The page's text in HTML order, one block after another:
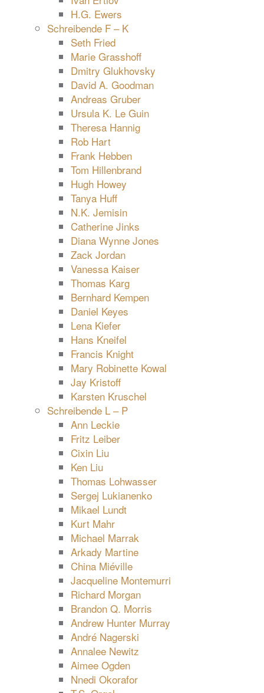
H.G. Ewers
Schreibende F – K
Seth Fried
Marie Grasshoff
Dmitry Glukhovsky
David A. Goodman
Andreas Gruber
Ursula K. Le Guin
Theresa Hannig
Rob Hart
Frank Hebben
Tom Hillenbrand
Hugh Howey
Tanya Huff
N.K. Jemisin
Catherine Jinks
Diana Wynne Jones
Zack Jordan
Vanessa Kaiser
Thomas Karg
Bernhard Kempen
Daniel Keyes
Lena Kiefer
Hans Kneifel
Francis Knight
Mary Robinette Kowal
Jay Kristoff
Karsten Kruschel
Schreibende L – P
Ann Leckie
Fritz Leiber
Cixin Liu
Ken Liu
Thomas Lohwasser
Sergej Lukianenko
Mikael Lundt
Kurt Mahr
Michael Marrak
Arkady Martine
China Miéville
Jacqueline Montemurri
Richard Morgan
Brandon Q. Morris
Andrew Hunter Murray
André Nagerski
Annalee Newitz
Aimee Ogden
Nnedi Okorafor